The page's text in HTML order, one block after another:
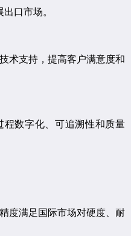
口市场。
术支持，提高客户满意度和
程数字化、可追溯性和质量
度满足国际市场对硬度、耐